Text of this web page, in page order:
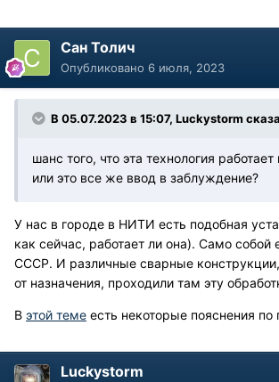
Сан Толич
Опубликовано 6 июля, 2023
В 05.07.2023 в 15:07, Luckystorm
шанс того, что эта технология работает
или это все же ввод в заблуждение?
У нас в городе в НИТИ есть подобная
как сейчас, работает ли она). Само
СССР. И различные сварные
от назначения, проходили там эту
В этой теме есть некоторые пояснения по
Luckystorm